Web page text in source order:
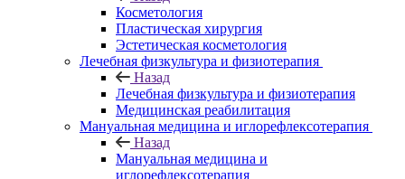
Косметология
Пластическая хирургия
Эстетическая косметология
Лечебная физкультура и физиотерапия
Назад
Лечебная физкультура и физиотерапия
Медицинская реабилитация
Мануальная медицина и иглорефлексотерапия
Назад
Мануальная медицина и
иглорефлексотерапия